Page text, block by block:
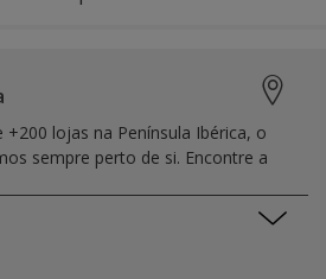
lojas na Península Ibérica, o
sempre perto de si. Encontre a